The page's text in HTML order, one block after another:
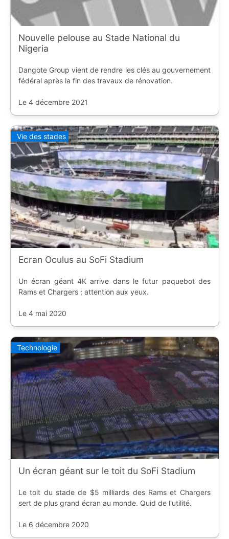
Nouvelle pelouse au Stade National du
Nigeria
Dangote Group vient de rendre les clés au gouvernement
fédéral après la fin des travaux de rénovation.
Le 4 décembre 2021
Vie des stades
Ecran Oculus au SoFi Stadium
Un écran géant 4K arrive dans le futur paquebot des
Rams et Chargers ; attention aux yeux.
Le 4 mai 2020
Technologie
Un écran géant sur le toit du SoFi Stadium
Le toit du stade de $5 milliards des Rams et Chargers
sert de plus grand écran au monde. Quid de l'utilité.
Le 6 décembre 2020